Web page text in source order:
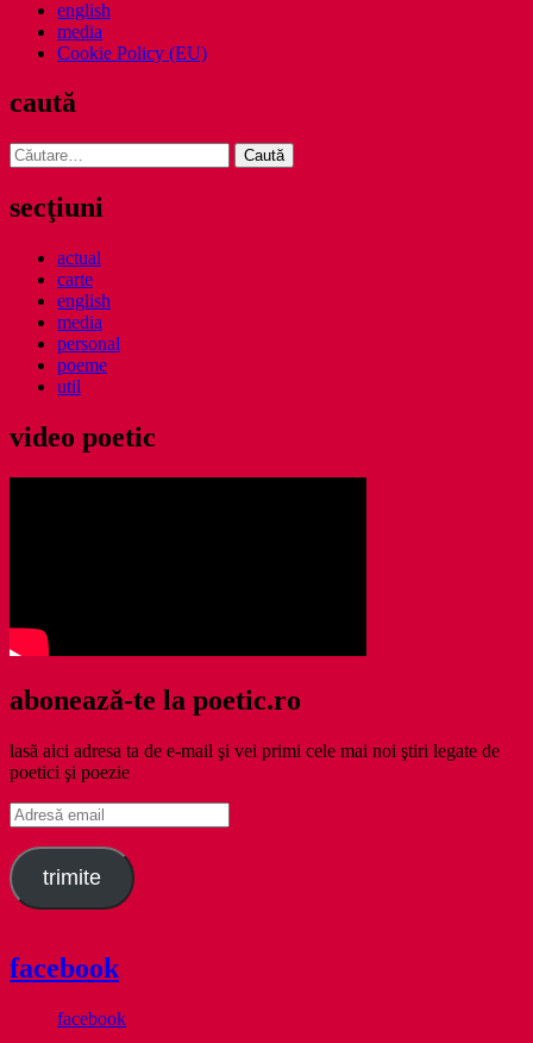
english
media
Cookie Policy (EU)
caută
Caută
după:
secţiuni
actual
carte
english
media
personal
poeme
util
video poetic
abonează-te la poetic.ro
lasă aici adresa ta de e-mail şi vei primi cele mai noi ştiri legate de
poetici şi poezie
Adresă
email
trimite
facebook
facebook